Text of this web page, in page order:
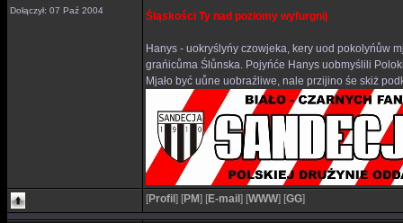
Dołączył: 07 Paź 2004 Śląskości Ty nad poziomy wyfurgnij
Hanys - uokryślyńy czowjeka, kery uod pokolyńůw
grańicůma Ślůnska. Pojyńće Hanys uobmyślili
Mjało być uůne uobraźliwe, nale przijino śe skiż
[Profil ] [PM] [E-mail ] [WWW] [GG]